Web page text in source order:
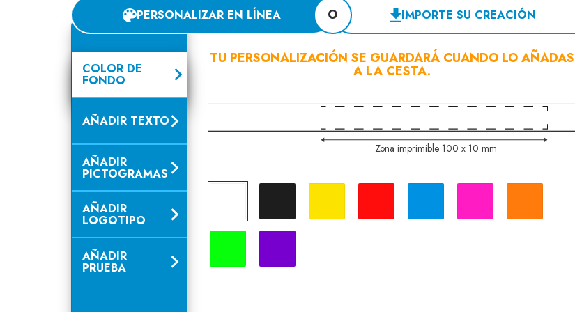
PERSONALIZAR EN LÍNEA O IMPORTE SU CREACIÓN
COLOR DE
FONDO
AÑADIR TEXTO
AÑADIR
PICTOGRAMAS
AÑADIR
LOGOTIPO
AÑADIR
PRUEBA
TU PERSONALIZACIÓN SE GUARDARÁ CUANDO LO AÑADAS
A LA CESTA.
Zona imprimible 100 x 10 mm
Negro Amarillo Rojo Azul Rosa fluo Naranja fluo
Verde fluo Violeta